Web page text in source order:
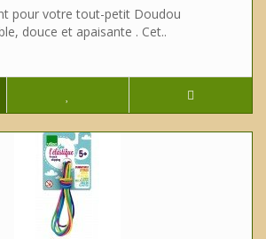
pour votre tout-petit Doudou
douce et apaisante . Cet..